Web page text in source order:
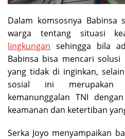
Dalam komsosnya Babinsa
warga tentang situasi
lingkungan sehingga bila
Babinsa bisa mencari
yang tidak di inginkan,
sosial ini
kemanunggalan TNI
keamanan dan ketertiban
Serka Joyo menyampaikan